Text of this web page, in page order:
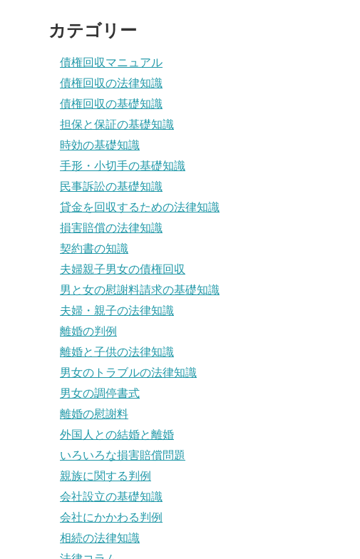
カテゴリー
債権回収マニュアル
債権回収の法律知識
債権回収の基礎知識
担保と保証の基礎知識
時効の基礎知識
手形・小切手の基礎知識
民事訴訟の基礎知識
貸金を回収するための法律知識
損害賠償の法律知識
契約書の知識
夫婦親子男女の債権回収
男と女の慰謝料請求の基礎知識
夫婦・親子の法律知識
離婚の判例
離婚と子供の法律知識
男女のトラブルの法律知識
男女の調停書式
離婚の慰謝料
外国人との結婚と離婚
いろいろな損害賠償問題
親族に関する判例
会社設立の基礎知識
会社にかかわる判例
相続の法律知識